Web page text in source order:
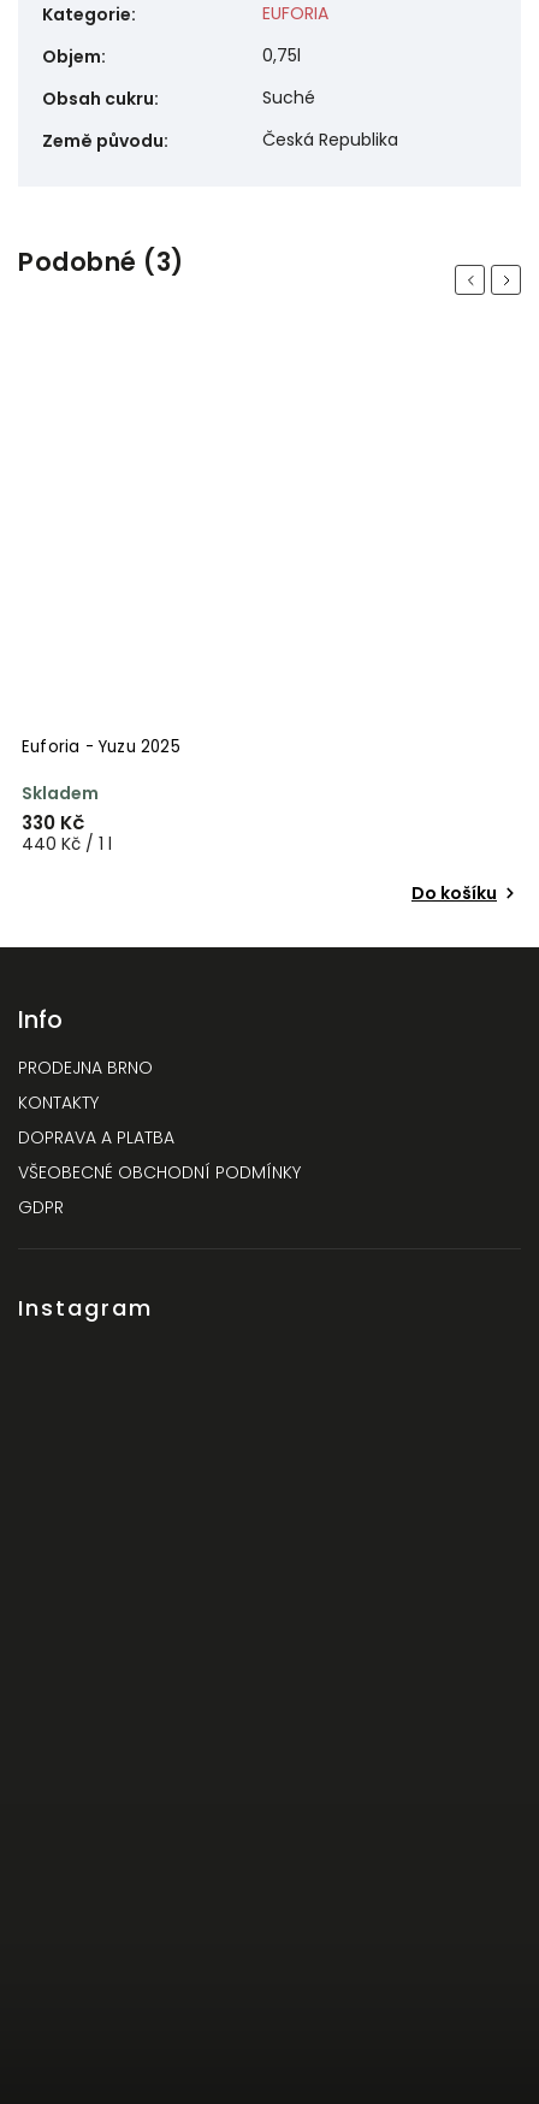
Kategorie:
EUFORIA
Objem:
0,75l
Obsah cukru:
Suché
Země původu: Česká Republika
Podobné (3) Previous
- Yuzu 2025
/ 1 l
Do košíku
Next
Info
PRODEJNA BRNO
KONTAKTY
DOPRAVA A PLATBA
VŠEOBECNÉ OBCHODNÍ PODMÍNKY
GDPR
Instagram